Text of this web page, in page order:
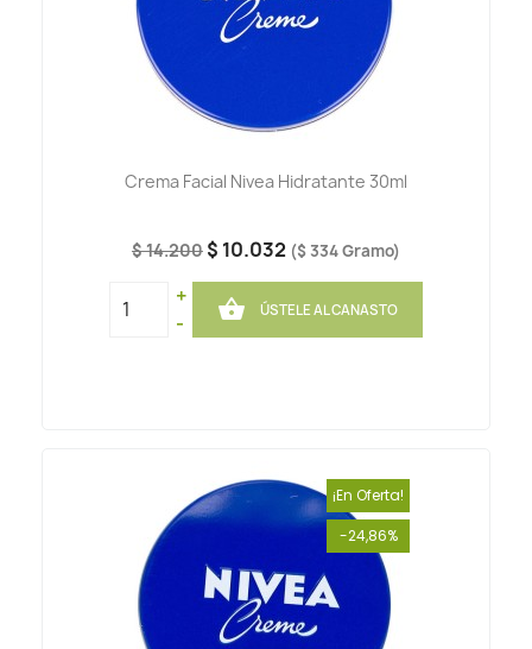
Crema Facial Nivea Hidratante 30ml
$ 14.200 $ 10.032 ($ 334 Gramo)
+
-
 ÚSTELE AL CANASTO
¡En Oferta!
-24,86%